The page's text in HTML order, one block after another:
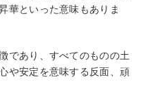
華といった意味もありま
であり、すべてのものの土
や安定を意味する反面、頑